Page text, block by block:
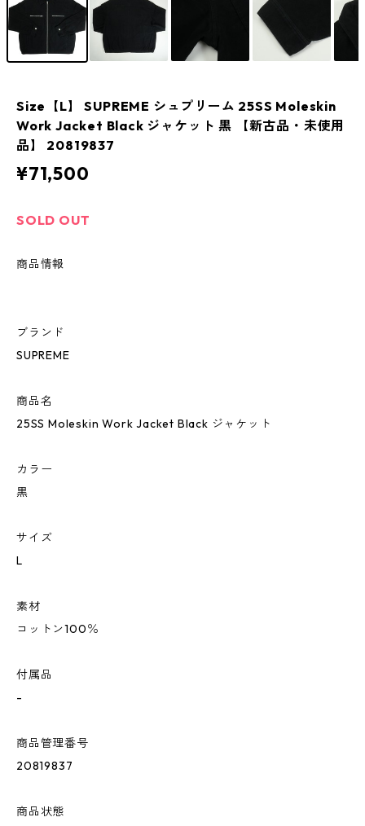
Size【L】 SUPREME シュプリーム 25SS Moleskin
Work Jacket Black ジャケット 黒 【新古品・未使用
品】 20819837
¥71,500
SOLD OUT
商品情報
ブランド
SUPREME
商品名
25SS Moleskin Work Jacket Black ジャケット
カラー
黒
サイズ
L
素材
コットン100％
付属品
-
商品管理番号
20819837
商品状態